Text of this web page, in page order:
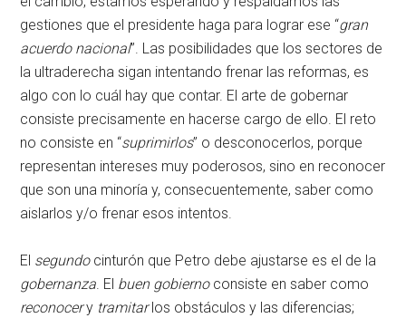
gestiones que el presidente haga para lograr ese “gran
acuerdo nacional”. Las posibilidades que los sectores de
la ultraderecha sigan intentando frenar las reformas, es
algo con lo cuál hay que contar. El arte de gobernar
consiste precisamente en hacerse cargo de ello. El reto
no consiste en “suprimirlos” o desconocerlos, porque
representan intereses muy poderosos, sino en reconocer
que son una minoría y, consecuentemente, saber como
aislarlos y/o frenar esos intentos.
El segundocinturón que Petro debe ajustarse es el de la
gobernanza . El buen gobiernoconsiste en saber como
reconocery tramitarlos obstáculos y las diferencias;